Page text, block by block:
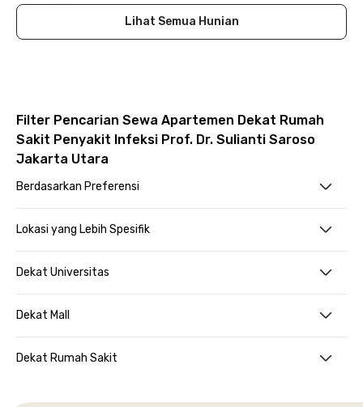
Lihat Semua Hunian
Filter Pencarian Sewa Apartemen Dekat Rumah
Sakit Penyakit Infeksi Prof. Dr. Sulianti Saroso
Jakarta Utara
Berdasarkan Preferensi
Lokasi yang Lebih Spesifik
Dekat Universitas
Dekat Mall
Dekat Rumah Sakit